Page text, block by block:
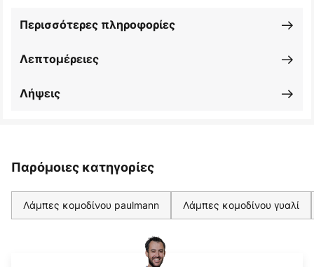
Λεπτομέρειες
Περισσότερες πληροφορίες
Λήψεις
Παρόμοιες κατηγορίες
Λάμπες κομοδίνου paulmann Λάμπες κομοδίνου γυαλί